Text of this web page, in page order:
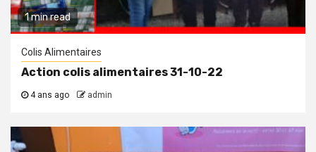
1 min read
Colis Alimentaires
Action colis alimentaires 31-10-22
4 ans ago admin